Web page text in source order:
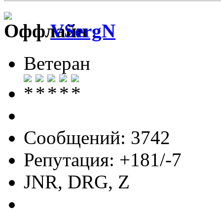
VSergN
Ветеран
Сообщений: 3742
Репутация: +181/-7
JNR, DRG, Z